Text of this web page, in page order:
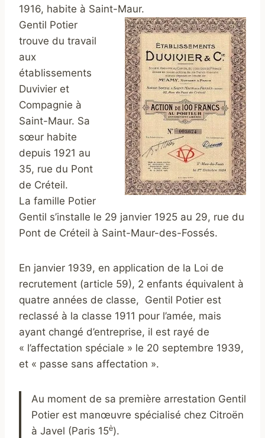
1916, habite à Saint-Maur.
Gentil Potier
trouve du travail
aux
établissements
Duvivier et
Compagnie à
Saint-Maur. Sa
sœur habite
depuis 1921 au
35, rue du Pont
de Créteil.
La famille Potier
Gentil s’installe le 29 janvier 1925 au 29, rue du
Pont de Créteil à Saint-Maur-des-Fossés.
En janvier 1939, en application de la Loi de
recrutement (article 59), 2 enfants équivalent à
quatre années de classe, Gentil Potier est
reclassé à la classe 1911 pour l’amée, mais
ayant changé d’entreprise, il est rayé de
« l’affectation spéciale » le 20 septembre 1939,
et « passe sans affectation ».
Au moment de sa première arrestation Gentil
Potier est manœuvre spécialisé chez Citroën
à Javel (Paris 15è).